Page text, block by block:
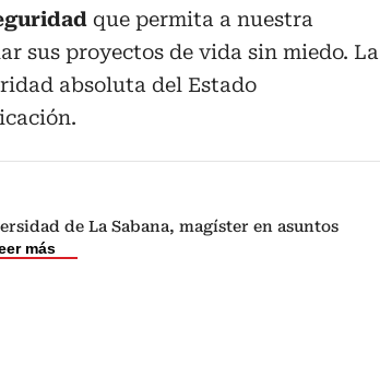
que permita a nuestra
sus proyectos de vida sin miedo. La
absoluta del Estado
de La Sabana, magíster en asuntos
más